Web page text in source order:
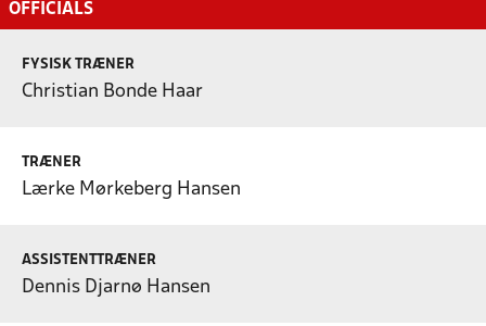
OFFICIALS
FYSISK TRÆNER
Christian Bonde Haar
TRÆNER
Lærke Mørkeberg Hansen
ASSISTENTTRÆNER
Dennis Djarnø Hansen